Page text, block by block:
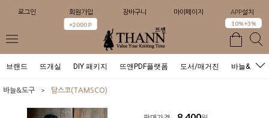
로그인 회원가입
+2000 P
장바구니 마이페이지 APP설치
10%+3%
브랜드 뜨개실 DIY 패키지 뜨앤PDF플랫폼 도서/매거진 바늘&도구
바늘&도구 > 탐스코(TAMSCO)